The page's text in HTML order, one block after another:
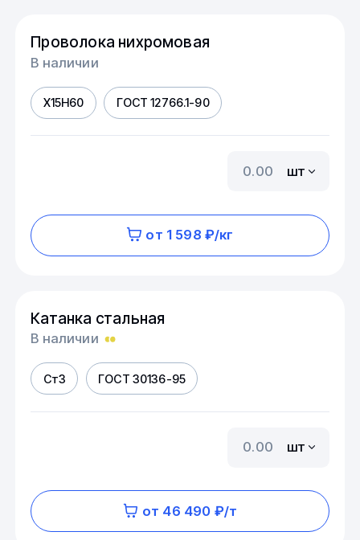
Проволока нихромовая
В наличии
Х15Н60 ГОСТ 12766.1-90
шт
от 1 598 ₽/кг
Катанка стальная
В наличии
Ст3 ГОСТ 30136-95
шт
от 46 490 ₽/т